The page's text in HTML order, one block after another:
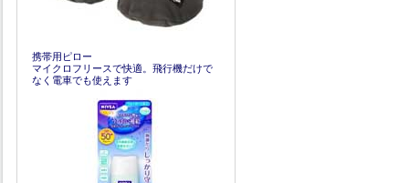
携帯用ピロー
マイクロフリースで快適。飛行機だけで
なく電車でも使えます